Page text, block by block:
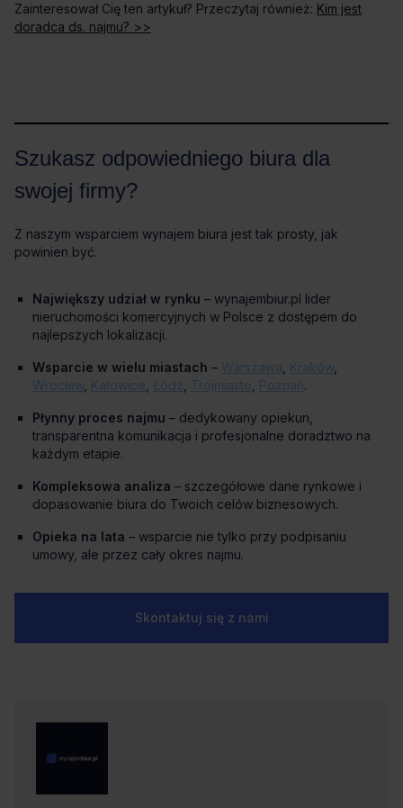
Kim jest
doradca ds. najmu? >>
Szukasz odpowiedniego biura dla
swojej firmy?
Z naszym wsparciem wynajem biura jest tak prosty, jak
powinien być.
Największy udział w rynku – wynajembiur.pl lider
nieruchomości komercyjnych w Polsce z dostępem do
najlepszych lokalizacji.
Wsparcie w wielu miastach – Warszawa Kraków
Wrocław Katowice Łódź Trójmiasto Poznań.
Płynny proces najmu – dedykowany opiekun,
transparentna komunikacja i profesjonalne doradztwo na
każdym etapie.
Kompleksowa analiza – szczegółowe dane rynkowe i
dopasowanie biura do Twoich celów biznesowych.
Opieka na lata – wsparcie nie tylko przy podpisaniu
umowy, ale przez cały okres najmu.
Skontaktuj się z nami